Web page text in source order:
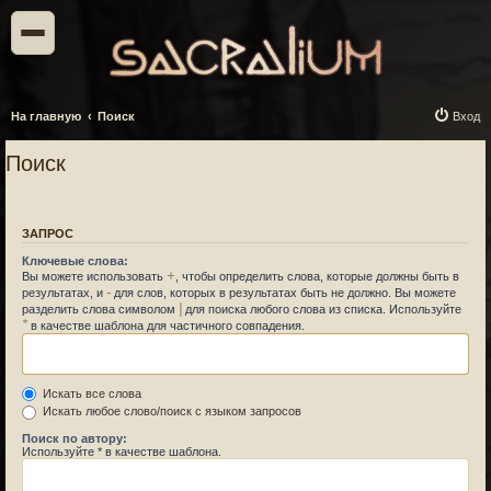
На главную Поиск Вход
Поиск
ЗАПРОС
Ключевые слова:
Вы можете использовать + , чтобы определить слова, которые должны быть в
результатах, и - для слов, которых в результатах быть не должно. Вы можете
разделить слова символом | для поиска любого слова из списка. Используйте
*в качестве шаблона для частичного совпадения.
Искать все слова
Искать любое слово/поиск с языком запросов
Поиск по автору:
Используйте * в качестве шаблона.